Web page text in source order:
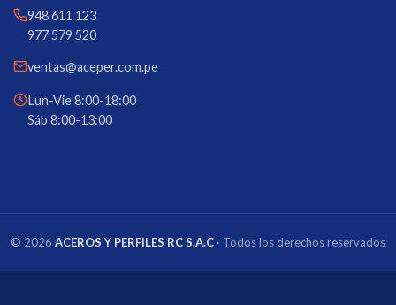
948 611 123
977 579 520
ventas@aceper.com.pe
Lun-Vie 8:00-18:00
Sáb 8:00-13:00
© 2026 ACEROS Y PERFILES RC S.A.C · Todos los derechos reservados